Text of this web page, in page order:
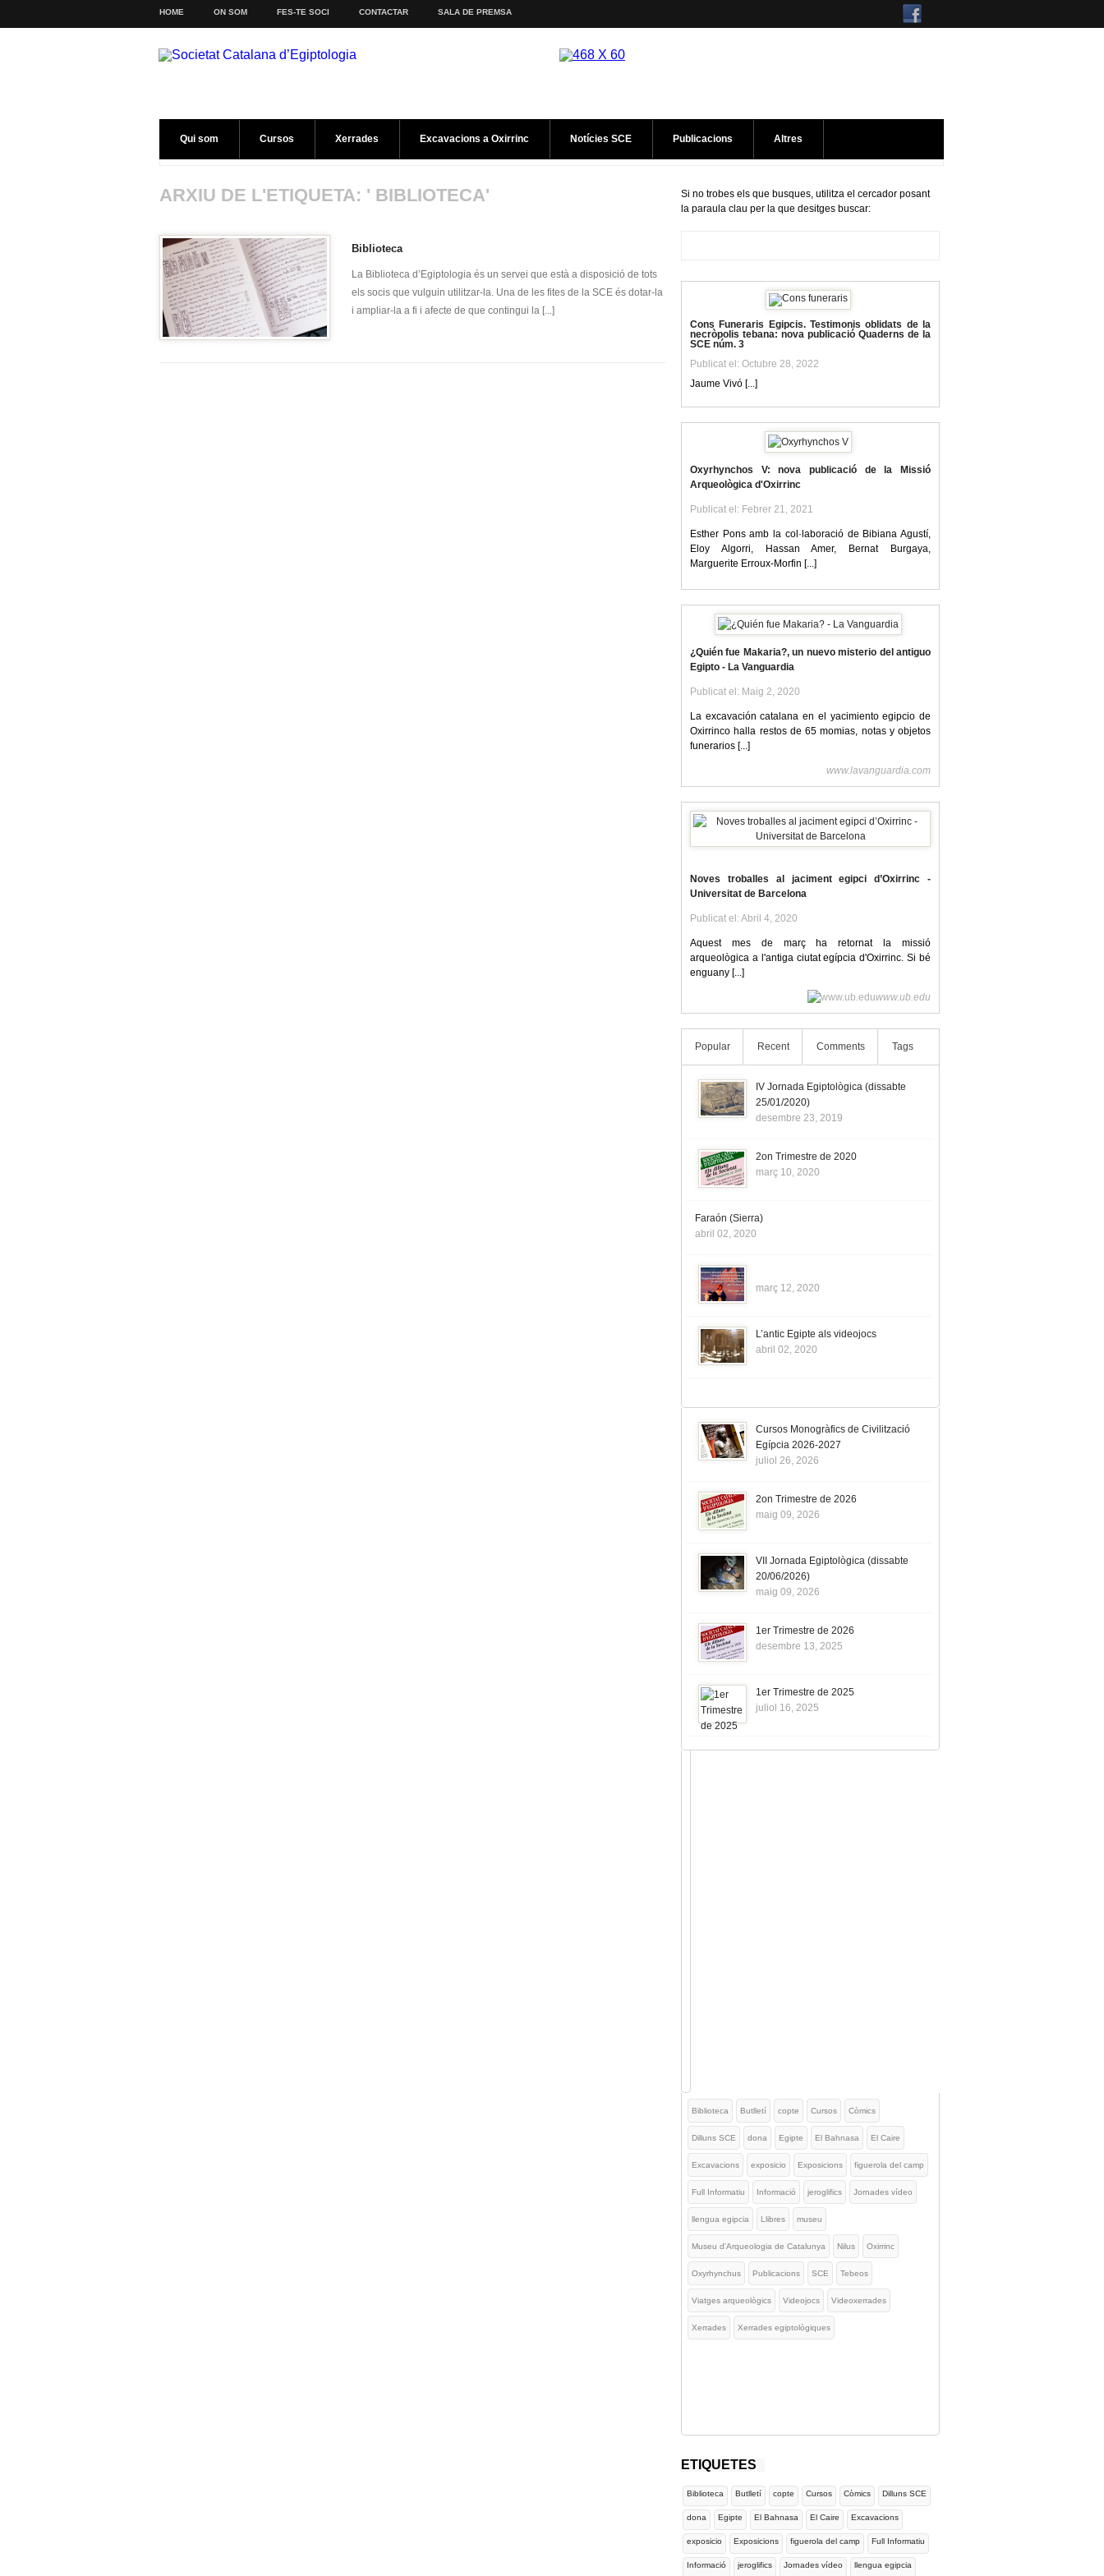
HOME ON SOM FES-TE SOCI CONTACTAR SALA DE PREMSA
Qui som Cursos Xerrades Excavacions a Oxirrinc Notícies SCE Publicacions Altres
ARXIU DE L'ETIQUETA: ' BIBLIOTECA'
Biblioteca
La Biblioteca d’Egiptologia és un servei que està a disposició de tots
els socis que vulguin utilitzar-la. Una de les fites de la SCE és dotar-la
i ampliar-la a fi i afecte de que contingui la [...]
Si no trobes els que busques, utilitza el cercador posant
la paraula clau per la que desitges buscar:
Cons Funeraris Egipcis. Testimonis oblidats de la
necròpolis tebana: nova publicació Quaderns de la
SCE núm. 3
Publicat el: Octubre 28, 2022
Jaume Vivó [...]
Oxyrhynchos V: nova publicació de la Missió
Arqueològica d'Oxirrinc
Publicat el: Febrer 21, 2021
Esther Pons amb la col·laboració de Bibiana Agustí,
Eloy Algorri, Hassan Amer, Bernat Burgaya,
Marguerite Erroux-Morfin [...]
¿Quién fue Makaria?, un nuevo misterio del antiguo
Egipto - La Vanguardia
Publicat el: Maig 2, 2020
La excavación catalana en el yacimiento egipcio de
Oxirrinco halla restos de 65 momias, notas y objetos
funerarios [...]
www.lavanguardia.com
Noves troballes al jaciment egipci d’Oxirrinc -
Universitat de Barcelona
Publicat el: Abril 4, 2020
Aquest mes de març ha retornat la missió
arqueològica a l'antiga ciutat egípcia d'Oxirrinc. Si bé
enguany [...]
www.ub.edu
Popular Recent Comments Tags
IV Jornada Egiptològica (dissabte
25/01/2020)
desembre 23, 2019
2on Trimestre de 2020
març 10, 2020
Faraón (Sierra)
abril 02, 2020
març 12, 2020
L’antic Egipte als videojocs
abril 02, 2020
Cursos Monogràfics de Civilització
Egípcia 2026-2027
juliol 26, 2026
2on Trimestre de 2026
maig 09, 2026
VII Jornada Egiptològica (dissabte
20/06/2026)
maig 09, 2026
1er Trimestre de 2026
desembre 13, 2025
1er Trimestre de 2025
juliol 16, 2025
Biblioteca Butlletí copte Cursos Còmics
Dilluns SCE dona Egipte El Bahnasa El Caire
Excavacions exposicio Exposicions figuerola del camp
Full Informatiu Informació jeroglifics Jornades vídeo
llengua egipcia Llibres museu
Museu d'Arqueologia de Catalunya Nilus Oxirrinc
Oxyrhynchus Publicacions SCE Tebeos
Viatges arqueològics Videojocs Videoxerrades
Xerrades Xerrades egiptològiques
ETIQUETES
Biblioteca Butlletí copte Cursos Còmics Dilluns SCE
dona Egipte El Bahnasa El Caire Excavacions
exposicio Exposicions figuerola del camp Full Informatiu
Informació jeroglifics Jornades vídeo llengua egipcia